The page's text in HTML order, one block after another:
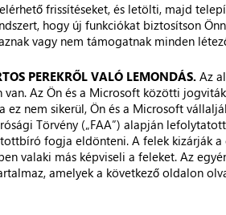
frissítéseket, és letölti, majd
hogy új funkciókat biztosítson
vagy nem támogatnak minden
PEREKRŐL VALÓ LEMONDÁS. Az
van. Az Ön és a Microsoft közötti
ez nem sikerül, Ön és a Microsoft
Törvény („FAA”) alapján
fogja eldönteni. A felek kizárják
valaki más képviseli a feleket. Az
amelyek a következő oldalon